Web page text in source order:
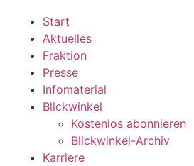
Start
Aktuelles
Fraktion
Presse
Infomaterial
Blickwinkel
Kostenlos abonnieren
Blickwinkel-Archiv
Karriere